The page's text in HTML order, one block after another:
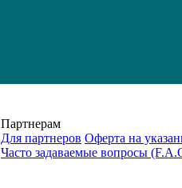
Партнерам
Для партнеров Оферта на
Часто задаваемые вопросы